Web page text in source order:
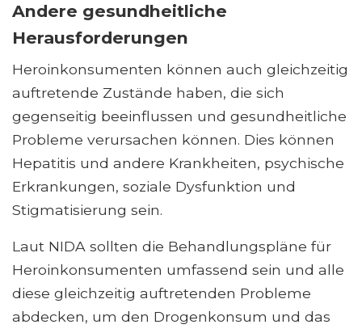
Andere gesundheitliche
Herausforderungen
Heroinkonsumenten können auch gleichzeitig
auftretende Zustände haben, die sich
gegenseitig beeinflussen und gesundheitliche
Probleme verursachen können. Dies können
Hepatitis und andere Krankheiten, psychische
Erkrankungen, soziale Dysfunktion und
Stigmatisierung sein.
Laut NIDA sollten die Behandlungspläne für
Heroinkonsumenten umfassend sein und alle
diese gleichzeitig auftretenden Probleme
abdecken, um den Drogenkonsum und das